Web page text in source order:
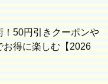
50円引きクーポンや
お得に楽しむ【2026